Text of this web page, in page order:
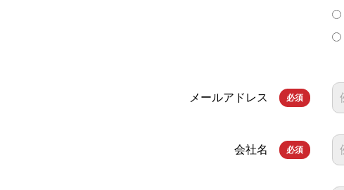
メールアドレス 必須
会社名 必須